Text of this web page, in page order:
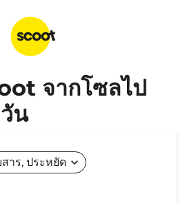
จากโซลไป
น
สาร, ประหยัด expand_more